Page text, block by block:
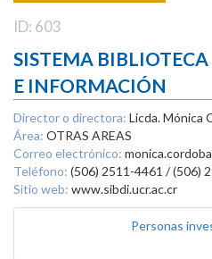
ID: 603
SISTEMA
E INFORMACIÓN
Director o directora: Licda. Mónica
Área: OTRAS AREAS
Correo electrónico:
Teléfono: (506) 2511-4461 / (506)
Sitio web: www.sibdi.ucr.ac.cr
Personas